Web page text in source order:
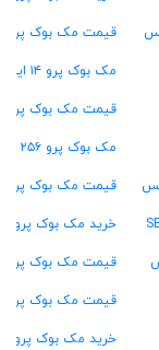
قیمت مک بوک پرو ۱۳ اینچ
مک بوک پرو ۱۴ اینچ
قیمت مک بوک پرو ۱۶ اینچ
مک بوک پرو ۲۵۶ گیگ
قیمت مک بوک پرو ۵۱۲ گیگ
خرید مک بوک پرو ۱ ترابایت
قیمت مک بوک پرو ۱۶ گیگ رام
قیمت مک بوک پرو ۲۴ گیگ رام
خرید مک بوک پرو ۳۶ گیگ رام